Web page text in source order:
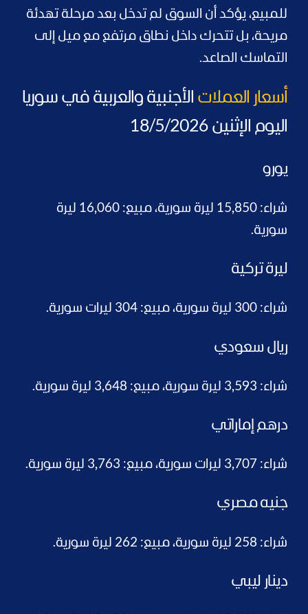
للمبيع، يؤكد أن السوق لم تدخل بعد مرحلة تهدئة
مريحة، بل تتحرك داخل نطاق مرتفع مع ميل إلى
التماسك الصاعد.
أسعار العملات الأجنبية والعربية في سوريا
اليوم الإثنين 18/5/2026
يورو
شراء: 15,850 ليرة سورية، مبيع: 16,060 ليرة
سورية.
ليرة تركية
شراء: 300 ليرة سورية، مبيع: 304 ليرات سورية.
ريال سعودي
شراء: 3,593 ليرة سورية، مبيع: 3,648 ليرة سورية.
درهم إماراتي
شراء: 3,707 ليرات سورية، مبيع: 3,763 ليرة سورية.
جنيه مصري
شراء: 258 ليرة سورية، مبيع: 262 ليرة سورية.
دينار ليبي